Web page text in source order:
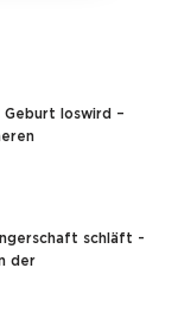
Geburt loswird –
schläft -
der